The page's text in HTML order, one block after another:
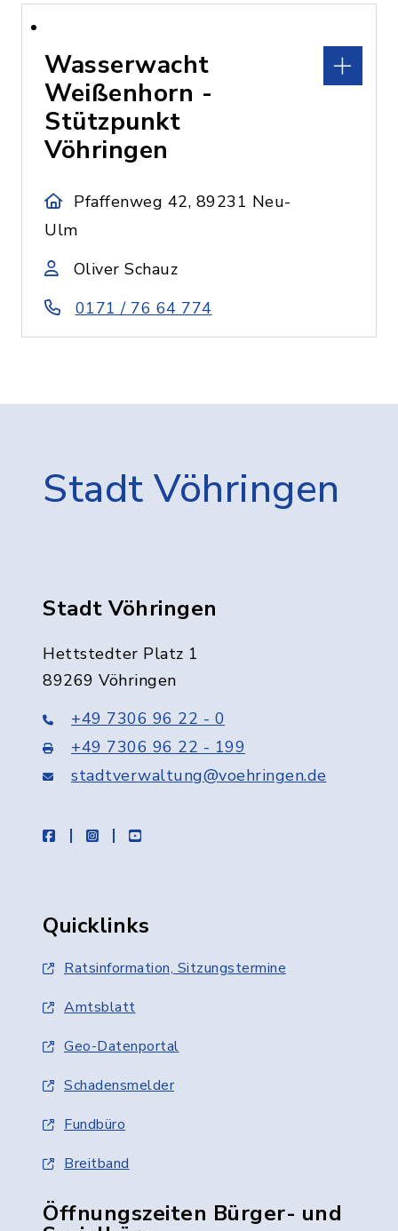
Wasserwacht
Weißenhorn -
Stützpunkt
Vöhringen
Pfaffenweg 42, 89231 Neu-
Ulm
Oliver Schauz
0171 / 76 64 774
Stadt Vöhringen
Stadt Vöhringen
Hettstedter Platz 1
89269 Vöhringen
+49 7306 96 22 - 0
+49 7306 96 22 - 199
stadtverwaltung@voehringen.de
facebookinstagramyoutube
Quicklinks
Ratsinformation, Sitzungstermine
Amtsblatt
Geo-Datenportal
Schadensmelder
Fundbüro
Breitband
Öffnungszeiten Bürger- und